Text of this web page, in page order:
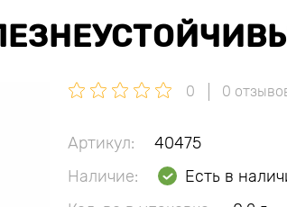
0 0
Артикул:
40475
Наличие:
Есть в